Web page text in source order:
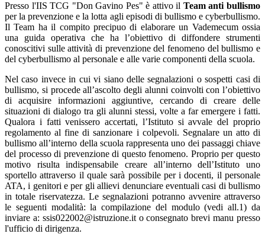
Presso l'IIS TCG "Don Gavino Pes" è attivo il Team anti bullismo
per la prevenzione e la lotta agli episodi di bullismo e cyberbullismo.
Il Team ha il compito precipuo di elaborare un Vademecum ossia
una guida operativa che ha l’obiettivo di diffondere strumenti
conoscitivi sulle attività di prevenzione del fenomeno del bullismo e
del cyberbullismo al personale e alle varie componenti della scuola.
Nel caso invece in cui vi siano delle segnalazioni o sospetti casi di
bullismo, si procede all’ascolto degli alunni coinvolti con l’obiettivo
di acquisire informazioni aggiuntive, cercando di creare delle
situazioni di dialogo tra gli alunni stessi, volte a far emergere i fatti.
Qualora i fatti venissero accertati, l’Istituto si avvale del proprio
regolamento al fine di sanzionare i colpevoli. Segnalare un atto di
bullismo all’interno della scuola rappresenta uno dei passaggi chiave
del processo di prevenzione di questo fenomeno. Proprio per questo
motivo risulta indispensabile creare all’interno dell’Istituto uno
sportello attraverso il quale sarà possibile per i docenti, il personale
ATA, i genitori e per gli allievi denunciare eventuali casi di bullismo
in totale riservatezza. Le segnalazioni potranno avvenire attraverso
le seguenti modalità: la compilazione del modulo (vedi all.1) da
inviare a: ssis022002@istruzione.it o consegnato brevi manu presso
l'ufficio di dirigenza.